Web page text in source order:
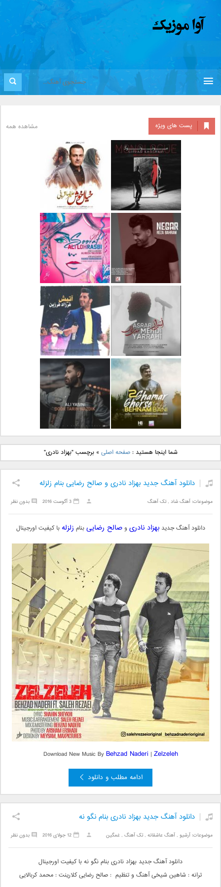
پست های ویژه مشاهده همه
دانلود آلبوم جدید سیروان
خسروی بنام مونولوگ
دانلود آهنگ جدید علیرضا
قربانی بنام خیال خوش
دانلود آهنگ جدید رضا
بهرام بنام نگار
دانلود آهنگ جدید علی
لهراسبی بنام صورت
دانلود آهنگ جدید مهدی
یراحی بنام اسرار
دانلود آهنگ جدید فرزاد
فرزین بنام آتیش
دانلود آهنگ جدید بهنام
بانی بنام قرص قمر 2
دانلود آهنگ جدید علی
یاسینی بنام دورترین نزدیک
شما اینجا هستید :صفحه اصلی »برچسب "بهزاد نادری"
دانلود آهنگ جدید بهزاد نادری و صالح رضایی بنام زلزله
موضوعات:آهنگ شاد ,تک آهنگ بدون نظر 3 آگوست 2016
دانلود آهنگ جدیدبهزاد نادری وصالح رضاییبنام زلزلهبا کیفیت اورجینال
Download New Music ByBehzad Naderi | Zelzeleh
ادامه مطلب و دانلود
دانلود آهنگ جدید بهزاد نادری بنام نگو نه
موضوعات:آرشیو ,آهنگ عاشقانه ,تک آهنگ ,غمگین بدون نظر 12 جولای 2016
دانلود آهنگ جدید بهزاد نادری بنام نگو نه با کیفیت اورجینال
ترانه : شاهین شیخی آهنگ و تنظیم : صالح رضایی کلارینت : محمد کربالایی